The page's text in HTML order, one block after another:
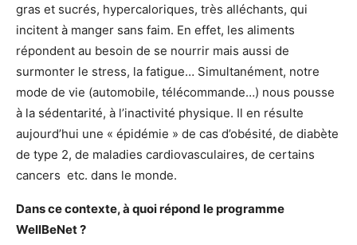
gras et sucrés, hypercaloriques, très alléchants, qui
incitent à manger sans faim. En effet, les aliments
répondent au besoin de se nourrir mais aussi de
surmonter le stress, la fatigue… Simultanément, notre
mode de vie (automobile, télécommande…) nous pousse
à la sédentarité, à l’inactivité physique. Il en résulte
aujourd’hui une « épidémie » de cas d’obésité, de diabète
de type 2, de maladies cardiovasculaires, de certains
cancers etc. dans le monde.
Dans ce contexte, à quoi répond le programme
WellBeNet ?